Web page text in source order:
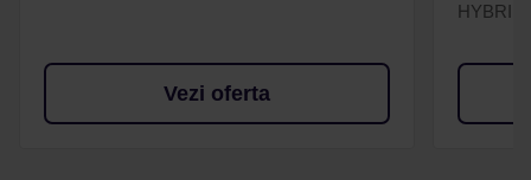
Vezi oferta
HYBRID